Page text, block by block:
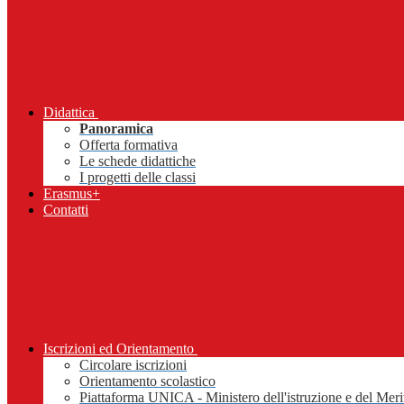
Didattica
Panoramica
Offerta formativa
Le schede didattiche
I progetti delle classi
Erasmus+
Contatti
Iscrizioni ed Orientamento
Circolare iscrizioni
Orientamento scolastico
Piattaforma UNICA - Ministero dell'istruzione e del